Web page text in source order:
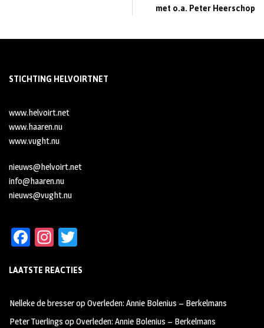
met o.a. Peter Heerschop
STICHTING HELVOIRTNET
www.helvoirt.net
www.haaren.nu
www.vught.nu
nieuws@helvoirt.net
info@haaren.nu
nieuws@vught.nu
Fa
b
oo
k
In
ag
m
tt
LAATSTE REACTIES
Nelleke de bresseropOverleden: Annie Bolenius – Berkelmans
Peter Tuerlings opOverleden: Annie Bolenius – Berkelmans